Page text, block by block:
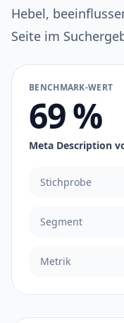
Hebel,
Seite im
BENCHMARK-WERT
69 %
Meta Description
Stichprobe
Segment
Metrik